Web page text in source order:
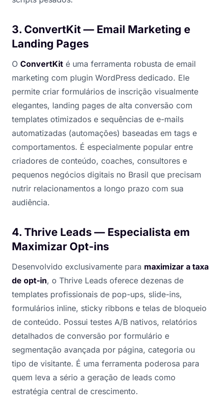
3. ConvertKit — Email Marketing e
Landing Pages
O ConvertKit é uma ferramenta robusta de email
marketing com plugin WordPress dedicado. Ele
permite criar formulários de inscrição visualmente
elegantes, landing pages de alta conversão com
templates otimizados e sequências de e-mails
automatizadas (automações) baseadas em tags e
comportamentos. É especialmente popular entre
criadores de conteúdo, coaches, consultores e
pequenos negócios digitais no Brasil que precisam
nutrir relacionamentos a longo prazo com sua
audiência.
4. Thrive Leads — Especialista em
Maximizar Opt-ins
Desenvolvido exclusivamente para maximizar a taxa
de opt-in, o Thrive Leads oferece dezenas de
templates profissionais de pop-ups, slide-ins,
formulários inline, sticky ribbons e telas de bloqueio
de conteúdo. Possui testes A/B nativos, relatórios
detalhados de conversão por formulário e
segmentação avançada por página, categoria ou
tipo de visitante. É uma ferramenta poderosa para
quem leva a sério a geração de leads como
estratégia central de crescimento.